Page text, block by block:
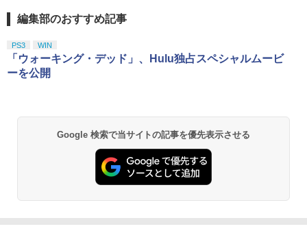
編集部のおすすめ記事
PS3 WIN
「ウォーキング・デッド」、Hulu独占スペシャルムービ
ーを公開
Google 検索で当サイトの記事を優先表示させる